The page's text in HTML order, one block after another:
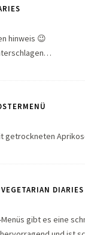
hinweis 😉
getrockneten
DIARIES
gibt es eine